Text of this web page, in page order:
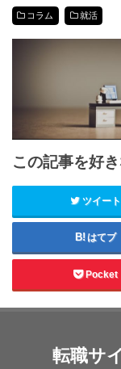
コラム 就活
この記事を好
ツイート
はてブ
Pocket
転職サ